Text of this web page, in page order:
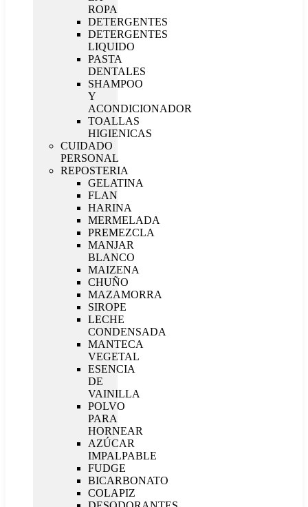
ROPA
DETERGENTES
DETERGENTES
LIQUIDO
PASTA
DENTALES
SHAMPOO
Y
ACONDICIONADOR
TOALLAS
HIGIENICAS
CUIDADO
PERSONAL
REPOSTERIA
GELATINA
FLAN
HARINA
MERMELADA
PREMEZCLA
MANJAR
BLANCO
MAIZENA
CHUÑO
MAZAMORRA
SIROPE
LECHE
CONDENSADA
MANTECA
VEGETAL
ESENCIA
DE
VAINILLA
POLVO
PARA
HORNEAR
AZÚCAR
IMPALPABLE
FUDGE
BICARBONATO
COLAPIZ